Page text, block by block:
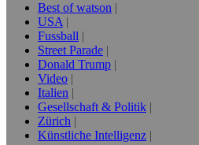
Best of watson
USA
Fussball
Street Parade
Donald Trump
Video
Italien
Gesellschaft & Politik
Zürich
Künstliche Intelligenz